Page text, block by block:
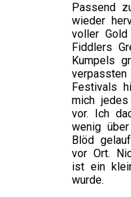
Passend
wieder
voller
Fiddlers
Kumpels
Festivals
mich
vor. Ich
wenig
Blöd
vor Ort.
ist ein
wurde.